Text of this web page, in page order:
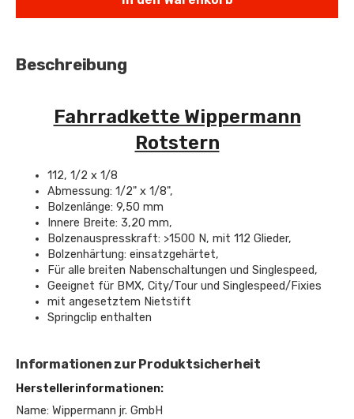
Beschreibung
Fahrradkette Wippermann
Rotstern
112, 1/2 x 1/8
Abmessung: 1/2" x 1/8",
Bolzenlänge: 9,50 mm
Innere Breite: 3,20 mm,
Bolzenauspresskraft: >1500 N, mit 112 Glieder,
Bolzenhärtung: einsatzgehärtet,
Für alle breiten Nabenschaltungen und Singlespeed,
Geeignet für BMX, City/Tour und Singlespeed/Fixies
mit angesetztem Nietstift
Springclip enthalten
Informationen zur Produktsicherheit
Herstellerinformationen:
Name: Wippermann jr. GmbH